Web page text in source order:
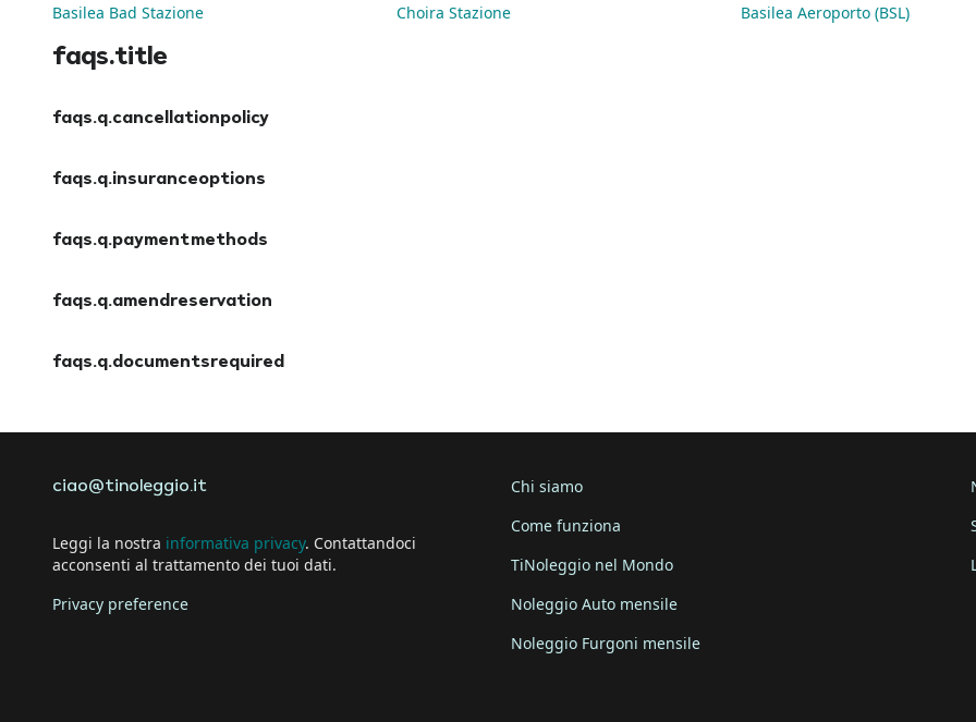
Basilea Bad Stazione Choira Stazione Basilea Aeroporto (BSL)
faqs.title
faqs.q.cancellationpolicy
faqs.q.insuranceoptions
faqs.q.paymentmethods
faqs.q.amendreservation
faqs.q.documentsrequired
ciao@tinoleggio.it
Leggi la nostra informativa privacy. Contattandoci
acconsenti al trattamento dei tuoi dati.
Privacy preference
Chi siamo
Come funziona
TiNoleggio nel Mondo
Noleggio Auto mensile
Noleggio Furgoni mensile